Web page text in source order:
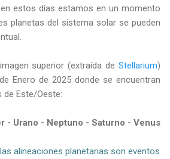
estos días estamos en un momento
planetas del sistema solar se pueden
superior (extraída de Stellarium)
Enero de 2025 donde se encuentran
de Este/Oeste:
- Urano - Neptuno - Saturno - Venus
alineaciones planetarias son eventos